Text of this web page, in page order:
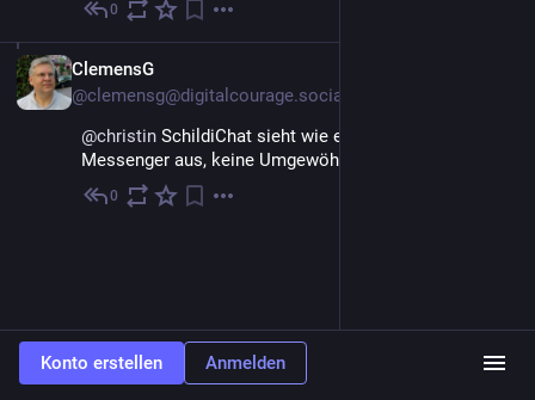
0
ClemensG
@clemensg@digitalcourage.social
@christin SchildiChat sieht wie ein 'normaler'
Messenger aus, keine Umgewöhnung notwendig.
0
Konto erstellen Anmelden